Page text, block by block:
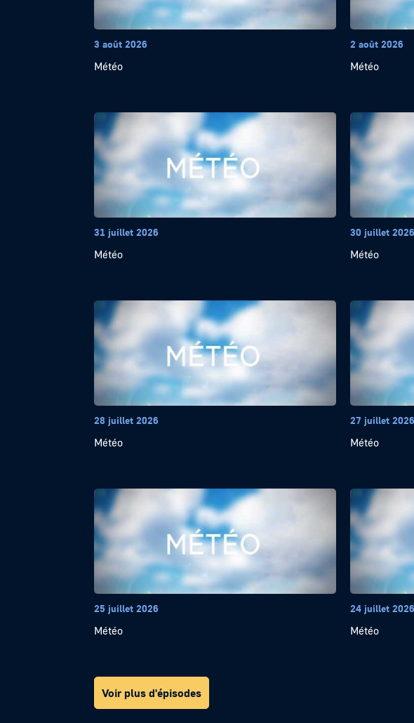
3 août 2026
Météo
2 août 2026
Météo
31 juillet 2026
Météo
30 juillet 2026
Météo
28 juillet 2026
Météo
27 juillet 2026
Météo
25 juillet 2026
Météo
24 juillet 2026
Météo
Voir plus d'épisodes